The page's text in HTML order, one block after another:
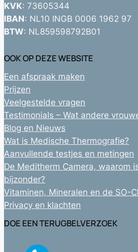
KVK: 73605344
IBAN: NL10 INGB 0006 1962 97
BTW: NL859598792B01
OOK OP DEZE WEBSITE
Een afspraak maken
Prijzen
Veelgestelde vragen
Testimonials – Wat andere
Blog en Nieuws
Wat is Medische Thermografie?
Aanvullende testjes en metingen
De Meditherm Camera, waarom
bijzonder?
Vitaminen, Mineralen en de SO-
Privacy en klachten
DOE EEN TERUGBELVERZOEK